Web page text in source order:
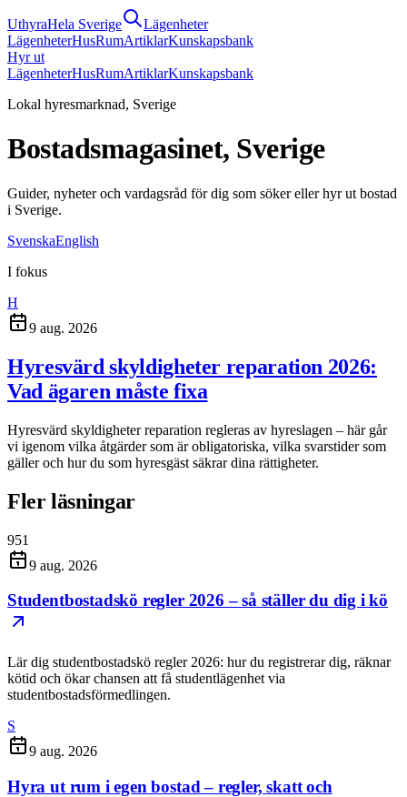
UthyraHela Sverige
Lägenheter
LägenheterHusRumArtiklarKunskapsbank
Hyr ut
LägenheterHusRumArtiklarKunskapsbank
Lokal hyresmarknad, Sverige
Bostadsmagasinet, Sverige
Guider, nyheter och vardagsråd för dig som söker eller hyr ut bostad
i Sverige.
SvenskaEnglish
I fokus
H
9 aug. 2026
Hyresvärd skyldigheter reparation 2026:
Vad ägaren måste fixa
Hyresvärd skyldigheter reparation regleras av hyreslagen – här går
vi igenom vilka åtgärder som är obligatoriska, vilka svarstider som
gäller och hur du som hyresgäst säkrar dina rättigheter.
Fler läsningar
951
9 aug. 2026
Studentbostadskö regler 2026 – så ställer du dig i kö
Lär dig studentbostadskö regler 2026: hur du registrerar dig, räknar
kötid och ökar chansen att få studentlägenhet via
studentbostadsförmedlingen.
S
9 aug. 2026
Hyra ut rum i egen bostad – regler, skatt och